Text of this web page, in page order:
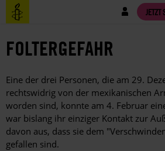
Direkt
zum
Benutzermenü JETZT
FOLTERGEFAHR
Eine der drei Personen, die am 29.
rechtswidrig von der mexikanischen
worden sind, konnte am 4. Februar
war bislang ihr einziger Kontakt zur
davon aus, dass sie dem
gefallen sind.